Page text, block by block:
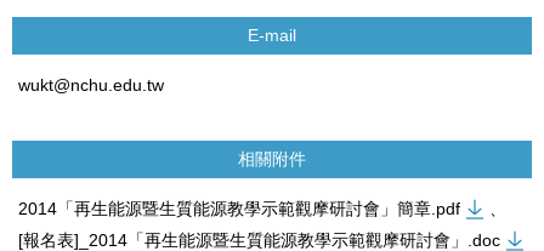
E-mail
wukt@nchu.edu.tw
相關附件
2014「再生能源暨生質能源教學示範觀摩研討會」簡章.pdf
[報名表]_2014「再生能源暨生質能源教學示範觀摩研討會」.doc